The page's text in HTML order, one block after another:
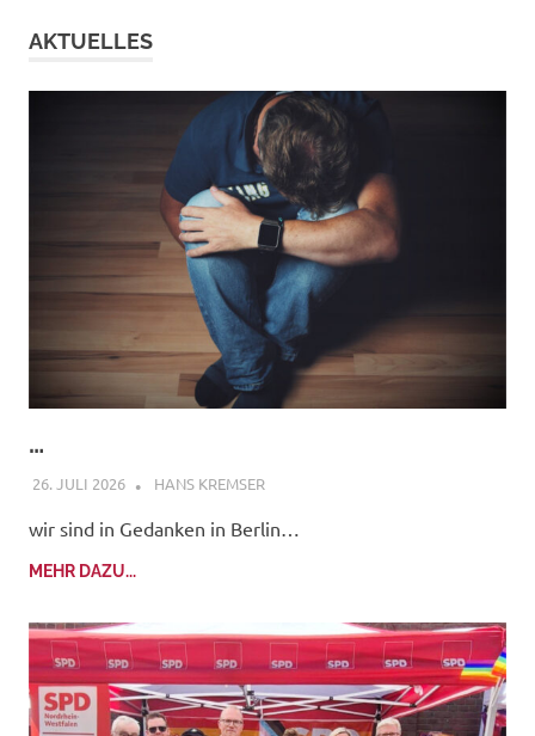
AKTUELLES
…
26. JULI 2026 HANS KREMSER
wir sind in Gedanken in Berlin…
MEHR DAZU...